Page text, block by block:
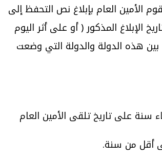
الأمين العام بإبلاغ نص التحفظ إلى
المذكور ( أو على أثر اليوم
بين هذه الدولة والدولة التي وضعت
سنة على تاريخ تلقى الأمين العام
أقل من سنة.